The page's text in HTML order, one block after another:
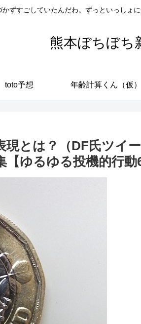
ずすごしていたんだわ。ずっといっしょ
熊本ぼちぼち
toto予想 年齢計算くん（仮）
とは？（DF氏ツイー
ゆるゆる投機的行動